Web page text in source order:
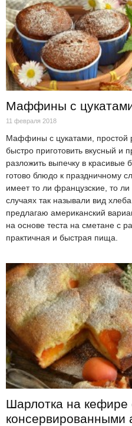
Маффины с
11 февраля 2018
Маффины с цукатами, простой
быстро приготовить вкусный и
разложить выпечку в
готово блюдо к праздничному
имеет то ли французские, то
случаях так называли вид
предлагаю американский
на основе теста на сметане с
практичная и быстрая пища.
Шарлотка на кефире
консервированными